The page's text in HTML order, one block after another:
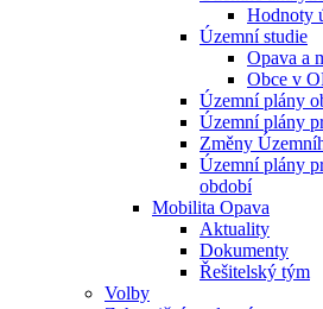
Hodnoty
Územní studie
Opava a
Obce v
Územní plány
Územní plány
Změny
Územní plány
období
Mobilita Opava
Aktuality
Dokumenty
Řešitelský tým
Volby